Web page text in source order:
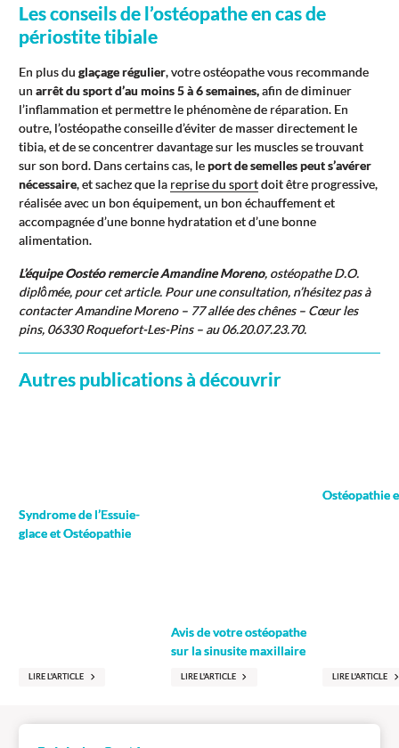
Les conseils de l’ostéopathe en cas de
périostite tibiale
En plus du glaçage régulier, votre ostéopathe vous recommande
un arrêt du sport d’au moins 5 à 6 semaines,afin de diminuer
l’inflammation et permettre le phénomène de réparation. En
outre, l’ostéopathe conseille d’éviter de masser directement le
tibia, et de se concentrer davantage sur les muscles se trouvant
sur son bord. Dans certains cas, leport de semelles peut s’avérer
nécessaire, et sachez que la reprise du sportdoit être progressive,
réalisée avec un bon équipement, un bon échauffement et
accompagnée d’une bonne hydratation et d’une bonne
alimentation.
L’équipe Oostéo remercie Amandine Moreno, ostéopathe D.O.
diplômée, pour cet article. Pour une consultation, n’hésitez pas à
contacter Amandine Moreno – 77 allée des chênes – Cœur les
pins, 06330 Roquefort-Les-Pins – au 06.20.07.23.70.
Autres publications à découvrir
Syndrome de l’Essuie-
glace et Ostéopathie
LIRE L'ARTICLE
Avis de votre ostéopathe
sur la sinusite maxillaire
LIRE L'ARTICLE
Ostéopathie
LIRE L'ARTICLE